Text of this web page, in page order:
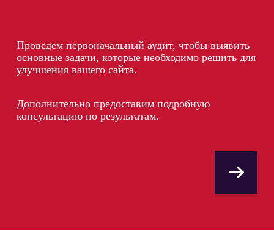
Проведем первоначальный аудит, чтобы выявить
основные задачи, которые необходимо решить для
улучшения вашего сайта.
Дополнительно предоставим подробную
консультацию по результатам.